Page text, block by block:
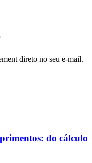
direto no seu e-mail.
do cálculo